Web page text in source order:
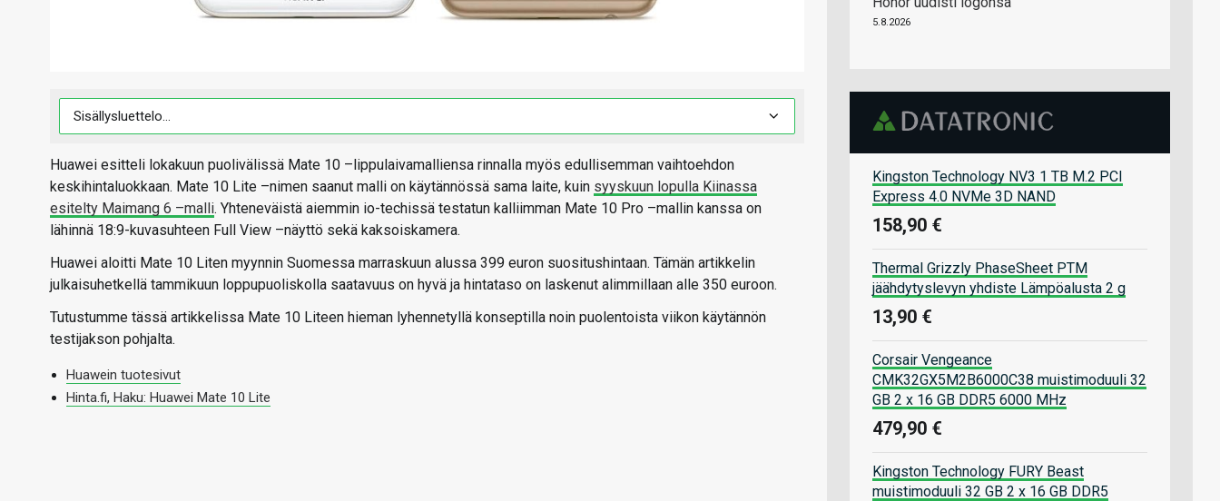
Huawei esitteli lokakuun puolivälissä Mate 10 –lippulaivamalliensa rinnalla myös edullisemman vaihtoehdon
keskihintaluokkaan. Mate 10 Lite –nimen saanut malli on käytännössä sama laite, kuin syyskuun lopulla Kiinassa
esitelty Maimang 6 –malli. Yhteneväistä aiemmin io-techissä testatun kalliimman Mate 10 Pro –mallin kanssa on
lähinnä 18:9-kuvasuhteen Full View –näyttö sekä kaksoiskamera.
Huawei aloitti Mate 10 Liten myynnin Suomessa marraskuun alussa 399 euron suositushintaan. Tämän artikkelin
julkaisuhetkellä tammikuun loppupuoliskolla saatavuus on hyvä ja hintataso on laskenut alimmillaan alle 350 euroon.
Tutustumme tässä artikkelissa Mate 10 Liteen hieman lyhennetyllä konseptilla noin puolentoista viikon käytännön
testijakson pohjalta.
Huawein tuotesivut
Hinta.fi, Haku: Huawei Mate 10 Lite
5.8.2026
Kingston Technology NV3 1 TB M.2 PCI
Express 4.0 NVMe 3D NAND
158,90 €
Thermal Grizzly PhaseSheet PTM
jäähdytyslevyn yhdiste Lämpöalusta 2 g
13,90 €
Corsair Vengeance
CMK32GX5M2B6000C38 muistimoduuli 32
GB 2 x 16 GB DDR5 6000 MHz
479,90 €
Kingston Technology FURY Beast
muistimoduuli 32 GB 2 x 16 GB DDR5